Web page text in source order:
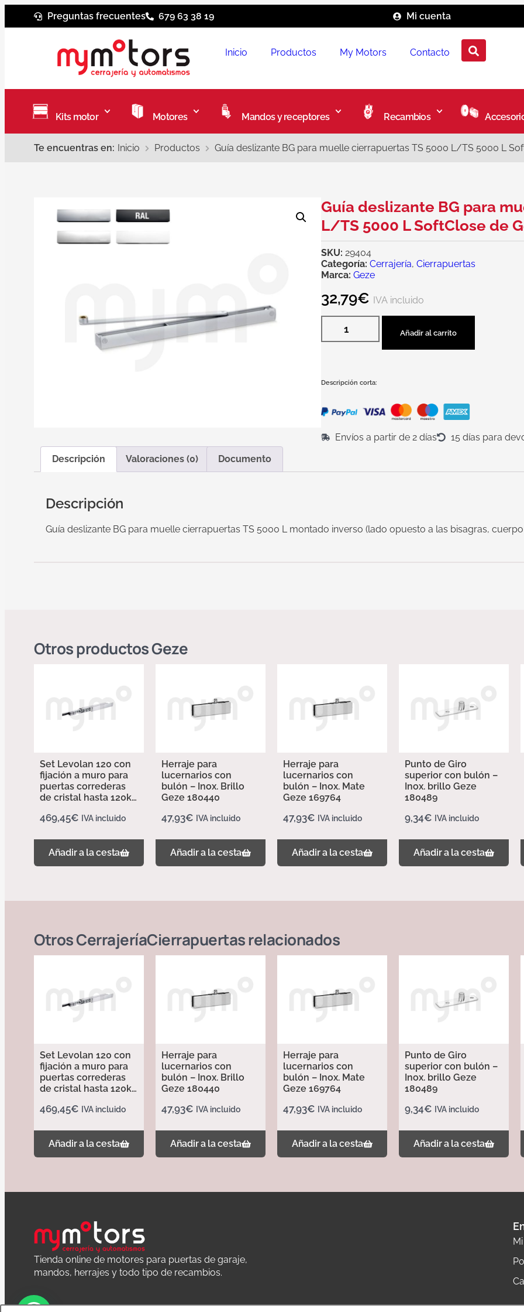
Preguntas frecuentes 679 63 38 19 Mi cuenta
Inicio Productos My Motors Contacto
Kits motor Motores Mandos y receptores Recambios
Te encuentras en: Inicio Productos Guía deslizante BG para muelle cierrapuertas TS 5000 L/TS 5000 L
Guía deslizante BG para
L/TS 5000 L SoftClose de
SKU:29404
Categoría:Cerrajería,Cierrapuertas
Marca: Geze
32,79€ IVA incluido
Añadir al carrito
Descripción corta:
Envíos a partir de 2 días
15 días para
Descripción
Valoraciones (0) Documento
Descripción
Guía deslizante BG para muelle cierrapuertas TS 5000 L montado inverso (lado opuesto a las bisagras,
Otros productosGeze
Set Levolan 120 con
fijación a muro para
puertas correderas
de cristal hasta 120kg
Acabado Plata EV1
469,45€ IVA incluido
Añadir a la cesta
Herraje para
lucernarios con
bulón – Inox. Brillo
Geze 180440
47,93€ IVA incluido
Añadir a la cesta
Herraje para
lucernarios con
bulón – Inox. Mate
Geze 169764
47,93€ IVA incluido
Añadir a la cesta
Punto de Giro
superior con bulón –
Inox. brillo Geze
180489
9,34€ IVA incluido
Añadir a la cesta
OtrosCerrajeríaCierrapuertasrelacionados
Set Levolan 120 con
fijación a muro para
puertas correderas
de cristal hasta 120kg
Acabado Plata EV1
469,45€ IVA incluido
Añadir a la cesta
Herraje para
lucernarios con
bulón – Inox. Brillo
Geze 180440
47,93€ IVA incluido
Añadir a la cesta
Herraje para
lucernarios con
bulón – Inox. Mate
Geze 169764
47,93€ IVA incluido
Añadir a la cesta
Punto de Giro
superior con bulón –
Inox. brillo Geze
180489
9,34€ IVA incluido
Añadir a la cesta
Tienda online de motores para puertas de garaje,
mandos, herrajes y todo tipo de recambios.